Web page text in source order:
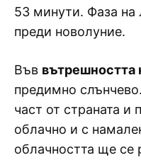
53 минути. Фаза на
преди новолуние.
Във вътрешността
предимно
част от страната
облачно и с
облачността ще се